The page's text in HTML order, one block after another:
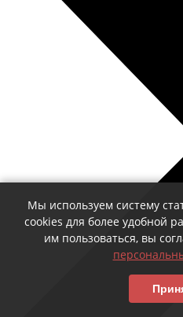
Мы используем систему
cookies для более удобной
им пользоваться, вы